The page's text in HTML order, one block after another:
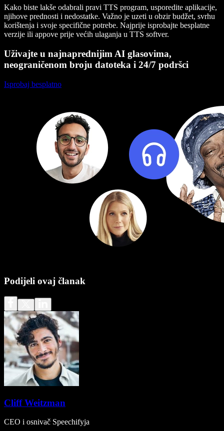
Kako biste lakše odabrali pravi TTS program, usporedite aplikacije,
njihove prednosti i nedostatke. Važno je uzeti u obzir budžet, svrhu
korištenja i svoje specifične potrebe. Najprije isprobajte besplatne
verzije ili appove prije većih ulaganja u TTS softver.
Uživajte u najnaprednijim AI glasovima,
neograničenom broju datoteka i 24/7 podršci
Isprobaj besplatno
Podijeli ovaj članak
Cliff Weitzman
CEO i osnivač Speechifyja